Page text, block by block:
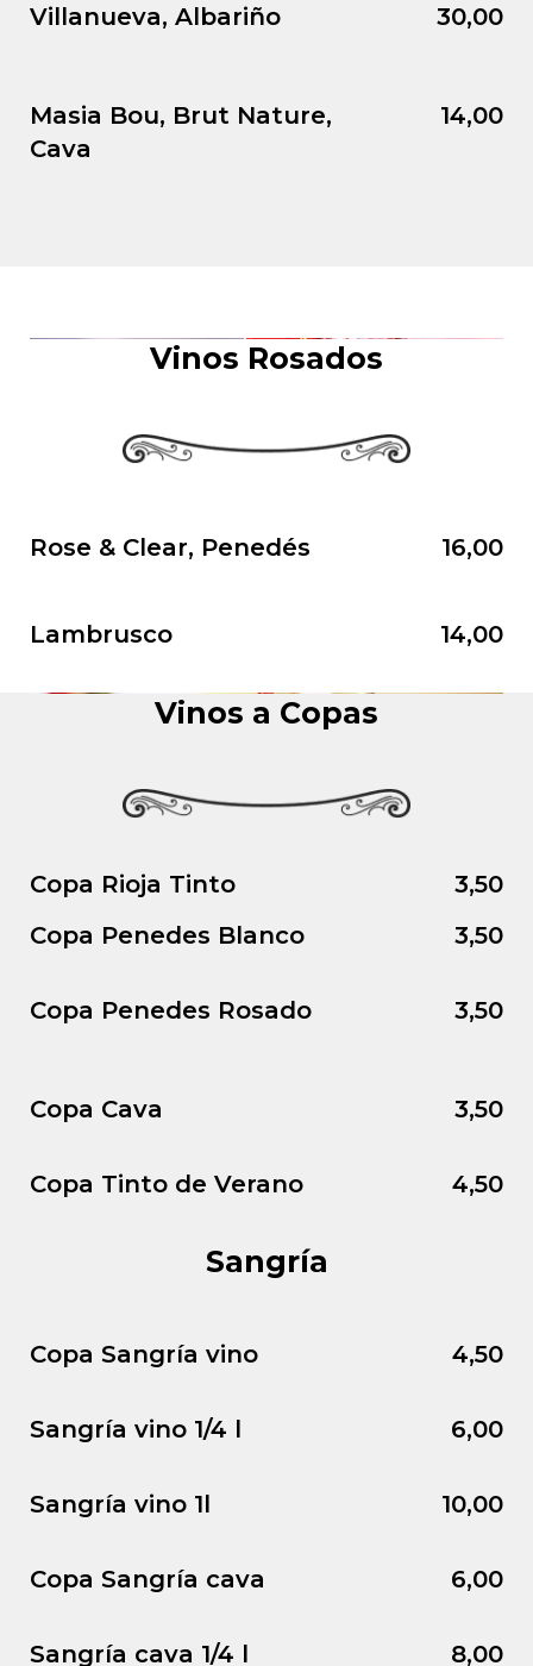
Villanueva, Albariño 30,00
Masia Bou, Brut Nature,
Cava
14,00
Vinos Rosados
Rose & Clear, Penedés 16,00
Lambrusco 14,00
Vinos a Copas
Copa Rioja Tinto
3,50
Copa Penedes Blanco
3,50
Copa Penedes Rosado 3,50
Copa Cava 3,50
Copa Tinto de Verano 4,50
Sangría
Copa Sangría vino 4,50
Sangría vino 1/4 l 6,00
Sangría vino 1l 10,00
Copa Sangría cava 6,00
Sangría cava 1/4 l 8,00